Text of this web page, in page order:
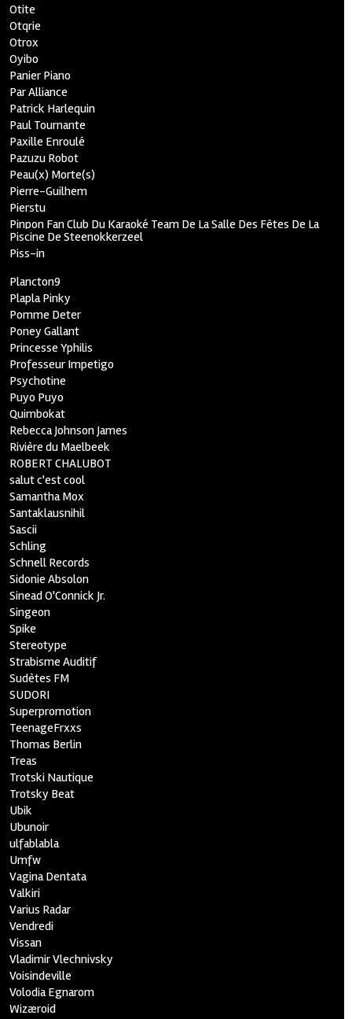
Otite
Otqrie
Otrox
Oyibo
Panier Piano
Par Alliance
Patrick Harlequin
Paul Tournante
Paxille Enroulé
Pazuzu Robot
Peau(x) Morte(s)
Pierre-Guilhem
Pierstu
Pinpon Fan Club Du Karaoké Team De La Salle Des Fêtes De La
Piscine De Steenokkerzeel
Piss-in
Plancton9
Plapla Pinky
Pomme Deter
Poney Gallant
Princesse Yphilis
Professeur Impetigo
Psychotine
Puyo Puyo
Quimbokat
Rebecca Johnson James
Rivière du Maelbeek
ROBERT CHALUBOT
salut c'est cool
Samantha Mox
Santaklausnihil
Sascii
Schling
Schnell Records
Sidonie Absolon
Sinead O'Connick Jr.
Singeon
Spike
Stereotype
Strabisme Auditif
Sudètes FM
SUDORI
Superpromotion
TeenageFrxxs
Thomas Berlin
Treas
Trotski Nautique
Trotsky Beat
Ubik
Ubunoir
ulfablabla
Umfw
Vagina Dentata
Valkiri
Varius Radar
Vendredi
Vissan
Vladimir Vlechnivsky
Voisindeville
Volodia Egnarom
Wizæroid